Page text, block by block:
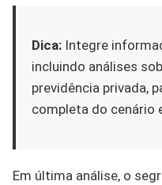
Dica: Integre
incluindo análises
previdência privada,
completa do cenário
Em última análise, o